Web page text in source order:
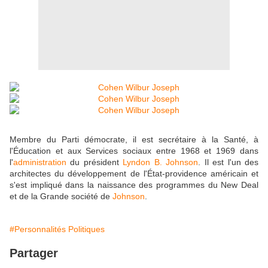
Membre du Parti démocrate, il est secrétaire à la Santé, à
l'Éducation et aux Services sociaux entre 1968 et 1969 dans
l'administration du président Lyndon B. Johnson . Il est l'un des
architectes du développement de l'État-providence américain et
s'est impliqué dans la naissance des programmes du New Deal
et de la Grande société de Johnson
#Personnalités Politiques
Partager